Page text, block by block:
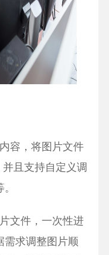
容，将图片文件
且支持自定义调
文件，一次性进
需求调整图片顺